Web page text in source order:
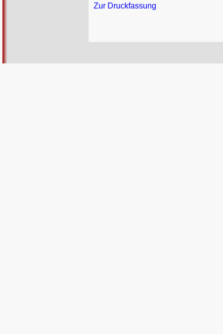
Zur Druckfassung